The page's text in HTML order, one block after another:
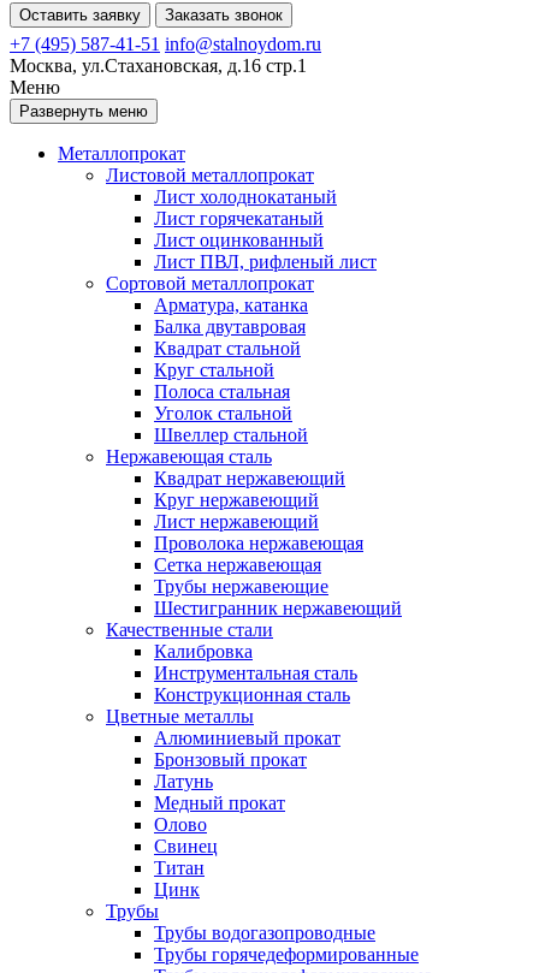
Оставить заявку Заказать звонок
+7 (495) 587-41-51 info@stalnoydom.ru
Москва, ул.Стахановская, д.16 стр.1
Меню
Развернуть меню
Металлопрокат
Листовой металлопрокат
Лист холоднокатаный
Лист горячекатаный
Лист оцинкованный
Лист ПВЛ, рифленый лист
Сортовой металлопрокат
Арматура, катанка
Балка двутавровая
Квадрат стальной
Круг стальной
Полоса стальная
Уголок стальной
Швеллер стальной
Нержавеющая сталь
Квадрат нержавеющий
Круг нержавеющий
Лист нержавеющий
Проволока нержавеющая
Сетка нержавеющая
Трубы нержавеющие
Шестигранник нержавеющий
Качественные стали
Калибровка
Инструментальная сталь
Конструкционная сталь
Цветные металлы
Алюминиевый прокат
Бронзовый прокат
Латунь
Медный прокат
Олово
Свинец
Титан
Цинк
Трубы
Трубы водогазопроводные
Трубы горячедеформированные